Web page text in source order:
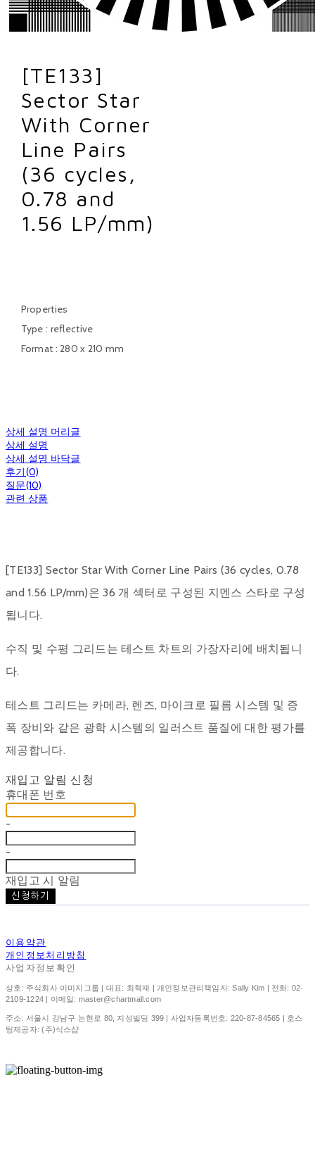
[TE133]
Sector Star
With Corner
Line Pairs
(36 cycles,
0.78 and
1.56 LP/mm)
Properties
Type : reflective
Format : 280 x 210 mm
상세 설명 머리글
상세 설명
상세 설명 바닥글
후기(0)
질문(10)
관련 상품
[TE133] Sector Star With Corner Line Pairs (36 cycles, 0.78
and 1.56 LP/mm)은 36 개 섹터로 구성된 지멘스 스타로 구성
됩니다.
수직 및 수평 그리드는 테스트 차트의 가장자리에 배치됩니
다.
테스트 그리드는 카메라, 렌즈, 마이크로 필름 시스템 및 증
폭 장비와 같은 광학 시스템의 일러스트 품질에 대한 평가를
제공합니다.
재입고 알림 신청
휴대폰 번호
-
-
재입고 시 알림
신청하기
이용약관
개인정보처리방침
사업자정보확인
상호: 주식회사 이미지그룹 | 대표: 최혁재 | 개인정보관리책임자: Sally Kim | 전화: 02-
2109-1224 | 이메일: master@chartmall.com
주소: 서울시 강남구 논현로 80, 지성빌딩 399 | 사업자등록번호: 220-87-84565 | 호스
팅제공자: (주)식스샵